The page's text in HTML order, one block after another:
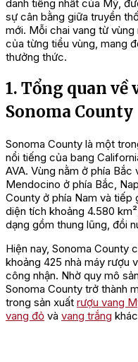
danh tiếng nhất của Mỹ,
sự cân bằng giữa truyền
mới. Mỗi chai vang từ vùng
của từng tiểu vùng, mang
thưởng thức.
1. Tổng quan về
Sonoma County
Sonoma County là một
nổi tiếng của bang
AVA. Vùng nằm ở phía
Mendocino ở phía Bắc,
County ở phía Nam và tiếp
diện tích khoảng 4.580
dạng gồm thung lũng, đồi
Hiện nay, Sonoma County
khoảng 425 nhà máy rượu
công nhận. Nhờ quy mô
Sonoma County trở thành
trong sản xuất rượu vang
vang đỏ và vang trắng